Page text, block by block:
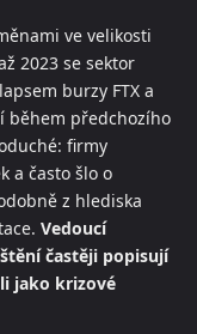
ve velikosti
2023 se sektor
burzy FTX a
předchozího
firmy
a často šlo o
z hlediska
Vedoucí
častěji popisují
jako krizové